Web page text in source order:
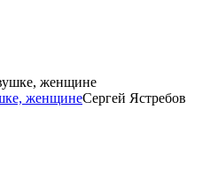
женщинеСергей Ястребов